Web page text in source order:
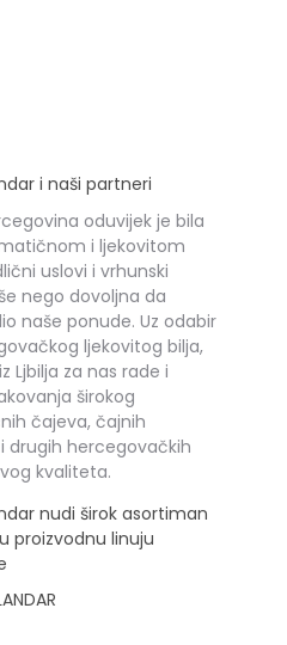
i naši partneri
oduvijek je bila
i ljekovitom
uslovi i vrhunski
nego dovoljna da
naše ponude. Uz odabir
ljekovitog bilja,
Ljbilja za nas rade i
širokog
čajeva, čajnih
drugih hercegovačkih
kvaliteta.
nudi širok asortiman
proizvodnu linuju